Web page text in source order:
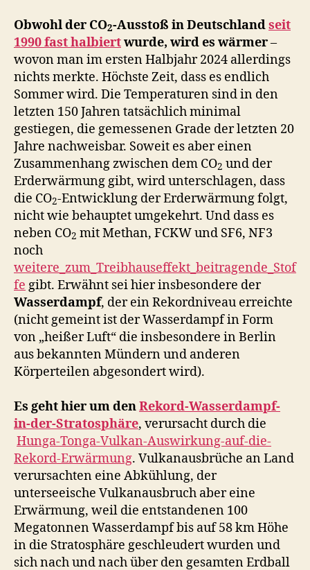
Obwohl der CO2-Ausstoß in Deutschlandseit
1990 fast halbiertwurde, wird es wärmer–
wovon man im ersten Halbjahr 2024 allerdings
nichts merkte. Höchste Zeit, dass es endlich
Sommer wird. Die Temperaturen sind in den
letzten 150 Jahren tatsächlich minimal
gestiegen, die gemessenen Grade der letzten 20
Jahre nachweisbar. Soweit es aber einen
Zusammenhang zwischen dem CO2 und der
Erderwärmung gibt, wird unterschlagen, dass
die CO2-Entwicklung der Erderwärmung folgt,
nicht wie behauptet umgekehrt. Und dass es
neben CO2 mit Methan, FCKW und SF6, NF3
noch
weitere_zum_Treibhauseffekt_beitragende_Stof
fe gibt. Erwähnt sei hier insbesondere der
Wasserdampf, der ein Rekordniveau erreichte
(nicht gemeint ist der Wasserdampf in Form
von „heißer Luft“ die insbesondere in Berlin
aus bekannten Mündern und anderen
Körperteilen abgesondert wird).
Es geht hier um denRekord-Wasserdampf-
in-der-Stratosphäre, verursacht durch die
Hunga-Tonga-Vulkan-Auswirkung-auf-die-
Rekord-Erwärmung. Vulkanausbrüche an Land
verursachten eine Abkühlung, der
unterseeische Vulkanausbruch aber eine
Erwärmung, weil die entstandenen 100
Megatonnen Wasserdampf bis auf 58 km Höhe
in die Stratosphäre geschleudert wurden und
sich nach und nach über den gesamten Erdball